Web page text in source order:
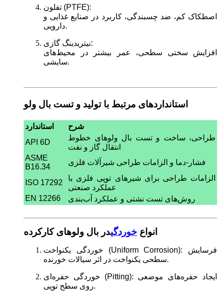
تفلون (PTFE):
اصطکاک کم، ضد چسبندگی، کاربرد در صنایع غذایی و
دارویی.
نیتریدینگ گازی:
افزایش سختی سطحی، عمر بیشتر در محیط‌های
سایشی.
استانداردهای مرتبط با تولید و تست بال ولو
استاندارد
شرح
API 6D
طراحی، ساخت و تست بال ولوهای خطوط
انتقال گاز و نفت
ASME
B16.34
فشار-دما و الزامات طراحی شیرآلات فلزی
ISO 17292
الزامات طراحی برای شیرهای توپی فلزی با
عملکرد صنعتی
EN 12266
روش‌های تست نشتی و عملکرد آب‌بندی
انواع خوردگیدر بال ولوهای کارکرده
خوردگی یکنواخت (Uniform Corrosion): فرسایش
سطحی یکنواخت در اثر سیالات خورنده.
خوردگی حفره‌ای (Pitting): ایجاد حفره‌های موضعی
روی سطح توپی.